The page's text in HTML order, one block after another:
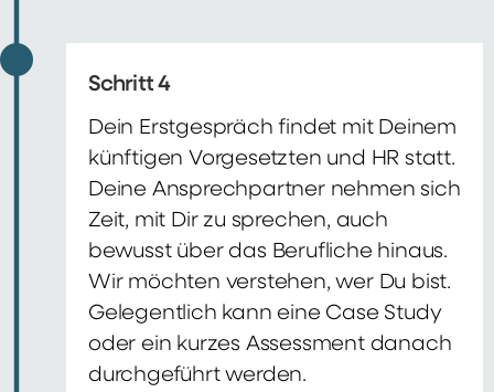
Schritt 4
Dein Erstgespräch findet mit Deinem
künftigen Vorgesetzten und HR statt.
Deine Ansprechpartner nehmen sich
Zeit, mit Dir zu sprechen, auch
bewusst über das Berufliche hinaus.
Wir möchten verstehen, wer Du bist.
Gelegentlich kann eine Case Study
oder ein kurzes Assessment danach
durchgeführt werden.